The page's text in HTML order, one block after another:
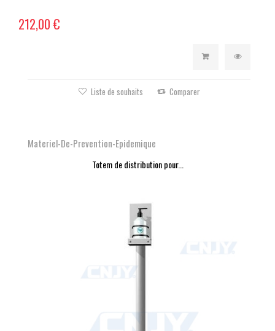
212,00 €
Liste de souhaits Comparer
Materiel-De-Prevention-Epidemique
Totem de distribution pour...